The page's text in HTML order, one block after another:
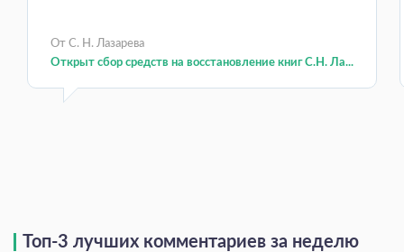
От С. Н. Лазарева
Открыт сбор средств на восстановление книг С.Н. Ла...
Топ-3 лучших комментариев за неделю